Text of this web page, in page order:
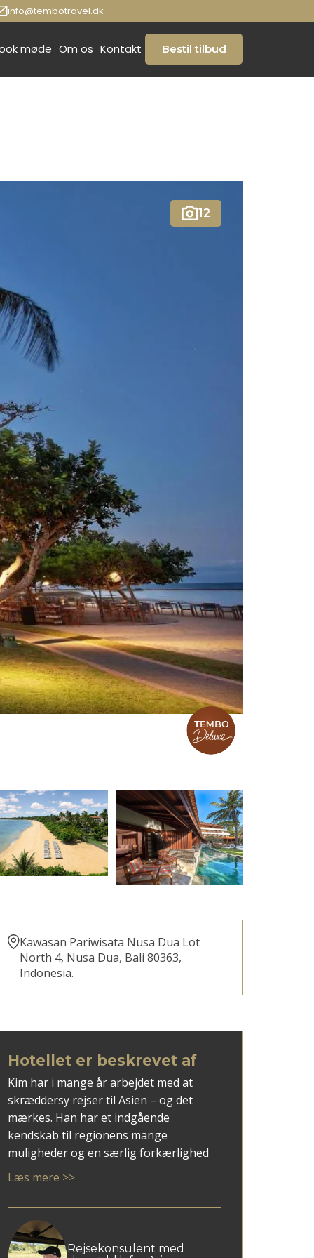
info@tembotravel.dk
møde Om os Kontakt Bestil tilbud
12
Kawasan Pariwisata Nusa Dua Lot
North 4, Nusa Dua, Bali 80363,
Indonesia.
Hotellet er beskrevet af
Kim har i mange år arbejdet med at
skræddersy rejser til Asien – og det
mærkes. Han har et indgående
kendskab til regionens mange
muligheder og en særlig forkærlighed
for rejsemål som Vietnam, Thailand, Sri
Med Kim som rådgiver får du en
personlig tilgang, hvor dine ønsker
mødes med faglig indsigt og overblik.
Læs mere >>
Rejsekonsulent med